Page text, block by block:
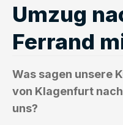
Umzug
Ferrand
Was sagen unsere
von Klagenfurt
uns?